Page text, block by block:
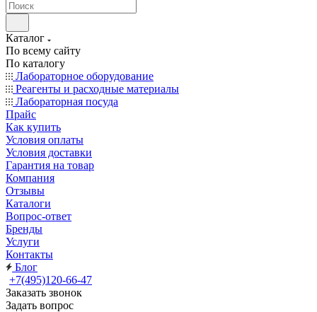
Каталог
По всему сайту
По каталогу
Лабораторное оборудование
Реагенты и расходные материалы
Лабораторная посуда
Прайс
Как купить
Условия оплаты
Условия доставки
Гарантия на товар
Компания
Отзывы
Каталоги
Вопрос-ответ
Бренды
Услуги
Контакты
Блог
+7(495)120-66-47
Заказать звонок
Задать вопрос